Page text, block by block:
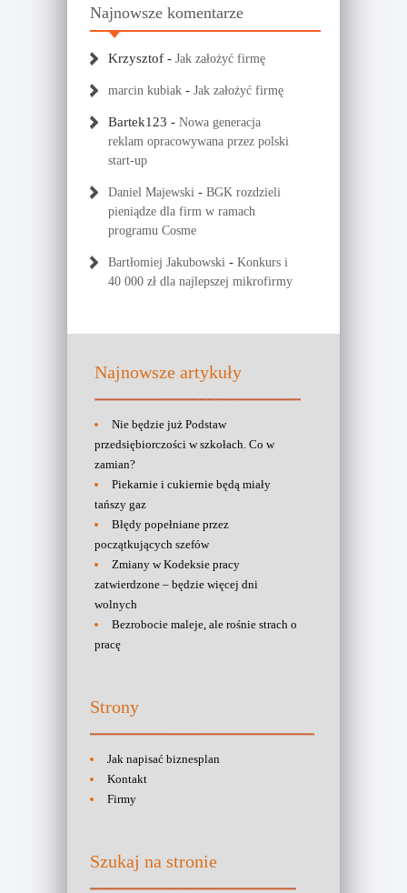
Najnowsze komentarze
Krzysztof - Jak założyć firmę
marcin kubiak - Jak założyć firmę
Bartek123 - Nowa generacja
reklam opracowywana przez polski
start-up
Daniel Majewski - BGK rozdzieli
pieniądze dla firm w ramach
programu Cosme
Bartłomiej Jakubowski - Konkurs i
40 000 zł dla najlepszej mikrofirmy
Najnowsze artykuły
Nie będzie już Podstaw
przedsiębiorczości w szkołach. Co w
zamian?
Piekarnie i cukiernie będą miały
tańszy gaz
Błędy popełniane przez
początkujących szefów
Zmiany w Kodeksie pracy
zatwierdzone – będzie więcej dni
wolnych
Bezrobocie maleje, ale rośnie strach o
pracę
Strony
Jak napisać biznesplan
Kontakt
Firmy
Szukaj na stronie